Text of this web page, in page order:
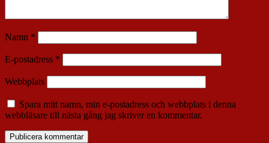
Namn *
E-postadress *
Webbplats
Spara mitt namn, min e-postadress och webbplats i denna
webbläsare till nästa gång jag skriver en kommentar.